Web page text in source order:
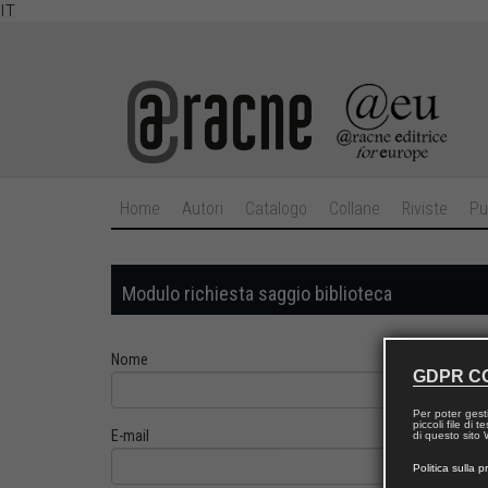
IT
Home Autori Catalogo Collane Riviste
Modulo richiesta saggio biblioteca
Nome
E-mail
GDPR
Per poter
piccoli file di
di questo sito
Politica sulla